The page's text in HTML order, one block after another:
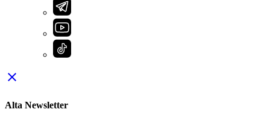
close
Alta Newsletter